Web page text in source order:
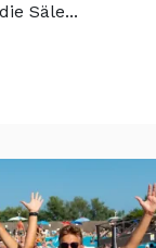
Säle...